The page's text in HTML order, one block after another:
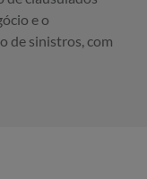
e o
de sinistros, com